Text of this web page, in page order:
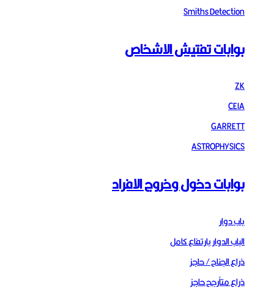
Smiths Detection
بوابات تفتيش الاشخاص
ZK
CEIA
GARRETT
ASTROPHYSICS
بوابات دخول وخروج الافراد
باب دوار
الباب الدوار بارتفاع كامل
ذراع الجناح / حاجز
ذراع متأرجح حاجز